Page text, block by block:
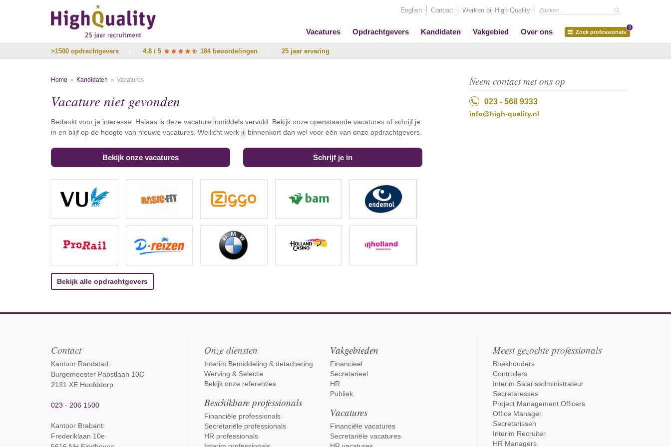
English Contact Werken bij High Quality
Vacatures Opdrachtgevers Kandidaten Vakgebied Over ons Zoek professionals
0
>1500 opdrachtgevers 4.8 / 5 184 beoordelingen 25 jaar ervaring
Home Kandidaten Vacatures
Vacature niet gevonden
Bedankt voor je interesse. Helaas is deze vacature inmiddels vervuld. Bekijk onze openstaande vacatures of schrijf je
in en blijf op de hoogte van nieuwe vacatures. Wellicht werk jij binnenkort dan wel voor één van onze opdrachtgevers.
Bekijk onze vacatures Schrijf je in
Bekijk alle opdrachtgevers
Neem contact met ons op
023 - 568 9333
info@high-quality.nl
Contact
Kantoor Randstad:
Burgemeester Pabstlaan 10C
2131 XE Hoofddorp
023 - 206 1500
Kantoor Brabant:
Frederiklaan 10e
Onze diensten
Interim Bemiddeling & detachering
Werving & Selectie
Bekijk onze referenties
Beschikbare professionals
Financiële professionals
Secretariële professionals
HR professionals
Vakgebieden
Financieel
Secretarieel
HR
Publiek
Vacatures
Financiële vacatures
Secretariële vacatures
Meest gezochte professionals
Boekhouders
Controllers
Interim Salarisadministrateur
Secretaresses
Project Management Officers
Office Manager
Secretarissen
Interim Recruiter
HR Managers